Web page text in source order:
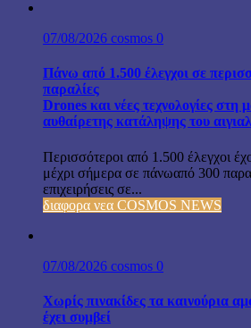
07/08/2026 cosmos 0
Πάνω από 1.500 έλεγχοι σε
παραλίες
Drones και νέες τεχνολογίες στη
αυθαίρετης κατάληψης του
Περισσότεροι από 1.500 έλεγχοι
μέχρι σήμερα σε πάνωαπό 300
επιχειρήσεις σε...
διαφορα νεα COSMOS NEWS
07/08/2026 cosmos 0
Χωρίς πινακίδες τα καινούρια
έχει συμβεί